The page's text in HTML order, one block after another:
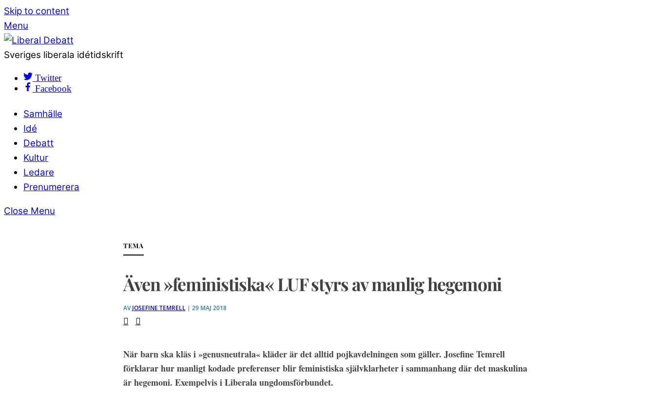
Skip to content
Menu
Sveriges liberala idétidskrift
Twitter
Facebook
Samhälle
Idé
Debatt
Kultur
Ledare
Prenumerera
Close Menu
TEMA
Även »feministiska« LUF styrs av manlig hegemoni
AVJOSEFINE TEMRELL| 29 MAJ 2018
När barn ska kläs i »genusneutrala« kläder är det alltid pojkavdelningen som gäller. Josefine Temrell
förklarar hur manligt kodade preferenser blir feministiska självklarheter i sammanhang där det maskulina
är hegemoni. Exempelvis i Liberala ungdomsförbundet.